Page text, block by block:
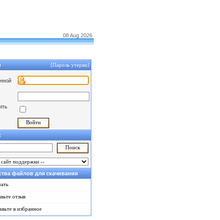
08 Aug 2026
[Пароль утерян]
файлов для скачивания
отзыв
в избранное